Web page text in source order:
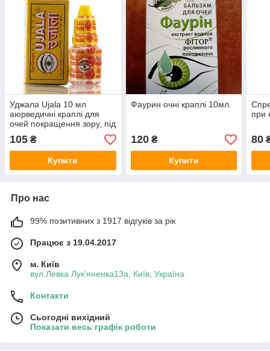
Уджала Ujala 10 мл
аюрведичні краплі для
очей покращення зору, під
час катаракти і глаукомі
105 ₴
Купити
Фаурин очні краплі 10мл.
120₴
Купити
при
80
Про нас
99% позитивних з 1917 відгуків за рік
Працює з 19.04.2017
м. Київ
вул.Левка Лук'яненка13а, Київ, Україна
Контакти
Сьогодні вихідний
Показати весь графік роботи